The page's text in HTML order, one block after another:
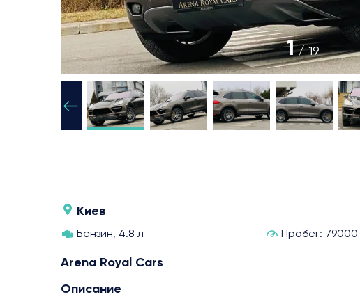
1/ 19
Киев
Бензин, 4.8 л Пробег: 79000
Arena Royal Cars
Описание